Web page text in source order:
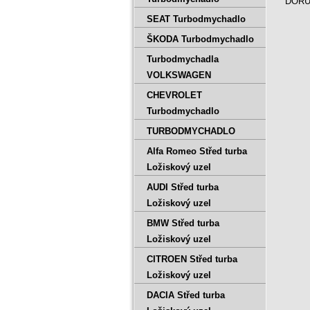
SEAT Turbodmychadlo
ŠKODA Turbodmychadlo
Turbodmychadla
VOLKSWAGEN
CHEVROLET
Turbodmychadlo
TURBODMYCHADLO
Alfa Romeo Střed turba
Ložiskový uzel
AUDI Střed turba
Ložiskový uzel
BMW Střed turba
Ložiskový uzel
CITROEN Střed turba
Ložiskový uzel
DACIA Střed turba